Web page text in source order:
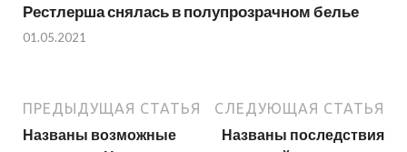
Рестлерша снялась в полупрозрачном белье
01.05.2021
ПРЕДЫДУЩАЯ СТАТЬЯ
Названы возможные
СЛЕДУЮЩАЯ СТАТЬЯ
Названы последствия